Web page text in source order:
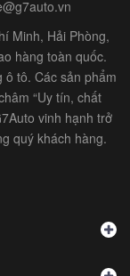
Minh, Hải Phòng,
hàng toàn quốc.
ô tô. Các sản phẩm
“Uy tín, chất
vinh hạnh trở
quý khách hàng.